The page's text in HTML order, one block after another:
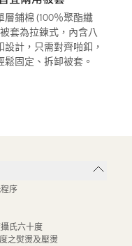
層鋪棉 (100％聚酯纖
套為拉鍊式，內含八
設計，只需對齊啪釦，
鬆固定、拆卸被套。
序
氏六十度
之熨燙及壓燙